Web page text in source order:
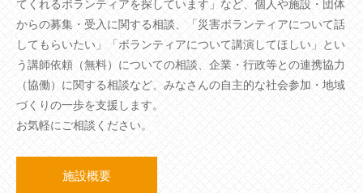
てくれるボランティアを探しています」など、個人や施設・団体
からの募集・受入に関する相談、「災害ボランティアについて話
してもらいたい」「ボランティアについて講演してほしい」とい
う講師依頼（無料）についての相談、企業・行政等との連携協力
（協働）に関する相談など、みなさんの自主的な社会参加・地域
づくりの一歩を支援します。
お気軽にご相談ください。
施設概要